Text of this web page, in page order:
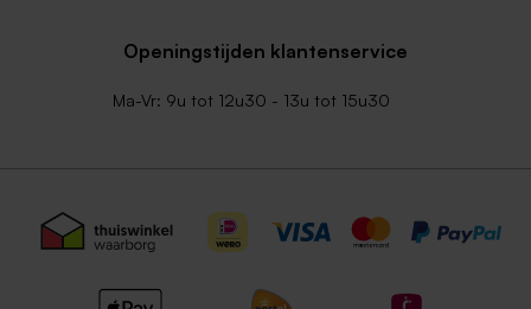
Lila envelop
Zachtroze envelop met
puntklep
Openingstijden klantenservice
Ma-Vr: 9u tot 12u30 - 13u tot 15u30